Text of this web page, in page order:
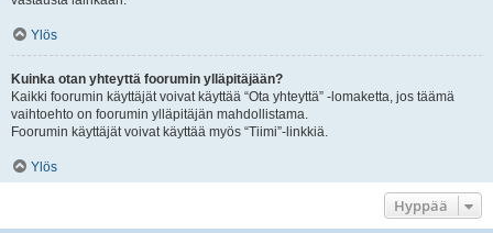
Ylös
Kuinka otan yhteyttä foorumin ylläpitäjään?
Kaikki foorumin käyttäjät voivat käyttää “Ota yhteyttä” -lomaketta, jos täämä
vaihtoehto on foorumin ylläpitäjän mahdollistama.
Foorumin käyttäjät voivat käyttää myös “Tiimi”-linkkiä.
Ylös
Hyppää